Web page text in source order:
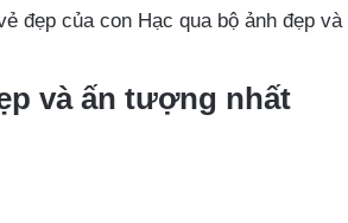
đẹp của con Hạc qua bộ ảnh đẹp
và ấn tượng nhất